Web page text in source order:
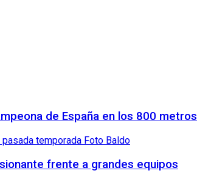
de España en los 800 metros
frente a grandes equipos